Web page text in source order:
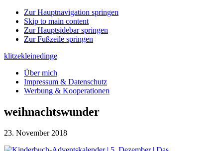
Zur Hauptnavigation springen
Skip to main content
Zur Hauptsidebar springen
Zur Fußzeile springen
klitzekleinedinge
Über mich
Impressum & Datenschutz
Werbung & Kooperationen
weihnachtswunder
23. November 2018